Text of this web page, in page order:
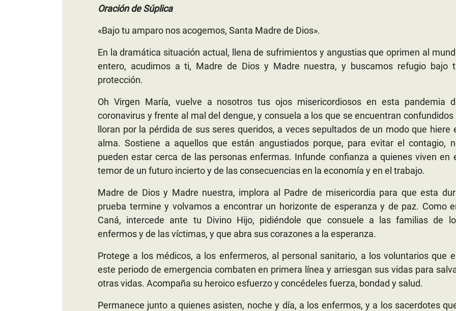
Oración de Súplica
«Bajo tu amparo nos acogemos, Santa Madre de Dios».
En la dramática situación actual, llena de sufrimientos y angustias que oprimen al
entero, acudimos a ti, Madre de Dios y Madre nuestra, y buscamos refugio bajo
protección.
Oh Virgen María, vuelve a nosotros tus ojos misericordiosos en esta pandemia
coronavirus y frente al mal del dengue, y consuela a los que se encuentran confundidos
lloran por la pérdida de sus seres queridos, a veces sepultados de un modo que hiere
alma. Sostiene a aquellos que están angustiados porque, para evitar el contagio,
pueden estar cerca de las personas enfermas. Infunde confianza a quienes viven en
temor de un futuro incierto y de las consecuencias en la economía y en el trabajo.
Madre de Dios y Madre nuestra, implora al Padre de misericordia para que esta
prueba termine y volvamos a encontrar un horizonte de esperanza y de paz. Como
Caná, intercede ante tu Divino Hijo, pidiéndole que consuele a las familias de
enfermos y de las víctimas, y que abra sus corazones a la esperanza.
Protege a los médicos, a los enfermeros, al personal sanitario, a los voluntarios que
este periodo de emergencia combaten en primera línea y arriesgan sus vidas para
otras vidas. Acompaña su heroico esfuerzo y concédeles fuerza, bondad y salud.
Permanece junto a quienes asisten, noche y día, a los enfermos, y a los sacerdotes